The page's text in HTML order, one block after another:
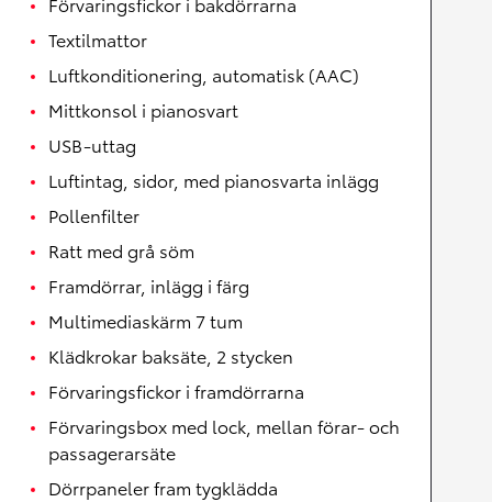
Textilmattor
Luftkonditionering, automatisk (AAC)
Mittkonsol i pianosvart
USB-uttag
Luftintag, sidor, med pianosvarta inlägg
Pollenfilter
Ratt med grå söm
Framdörrar, inlägg i färg
Multimediaskärm 7 tum
Klädkrokar baksäte, 2 stycken
Förvaringsfickor i framdörrarna
Förvaringsbox med lock, mellan förar- och
passagerarsäte
Dörrpaneler fram tygklädda